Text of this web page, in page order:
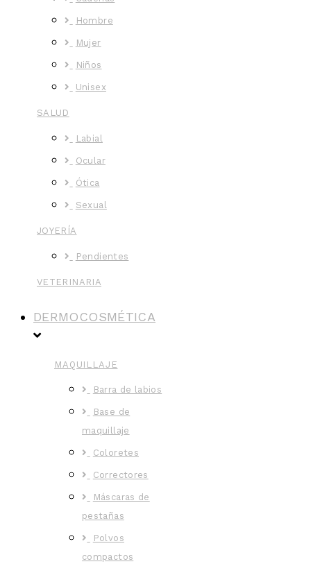
Hombre
Mujer
Niños
Unisex
SALUD
Labial
Ocular
Ótica
Sexual
JOYERÍA
Pendientes
VETERINARIA
DERMOCOSMÉTICA
MAQUILLAJE
Barra de labios
Base de
maquillaje
Coloretes
Correctores
Máscaras de
pestañas
Polvos
compactos